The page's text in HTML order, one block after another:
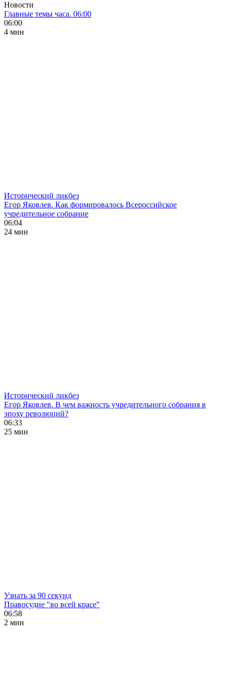
Новости
Главные темы часа. 06:00
06:00
4 мин
Исторический ликбез
Егор Яковлев. Как формировалось Всероссийское
учредительное собрание
06:04
24 мин
Исторический ликбез
Егор Яковлев. В чем важность учредительного собрания в
эпоху революций?
06:33
25 мин
Узнать за 90 секунд
Правосудие "во всей красе"
06:58
2 мин